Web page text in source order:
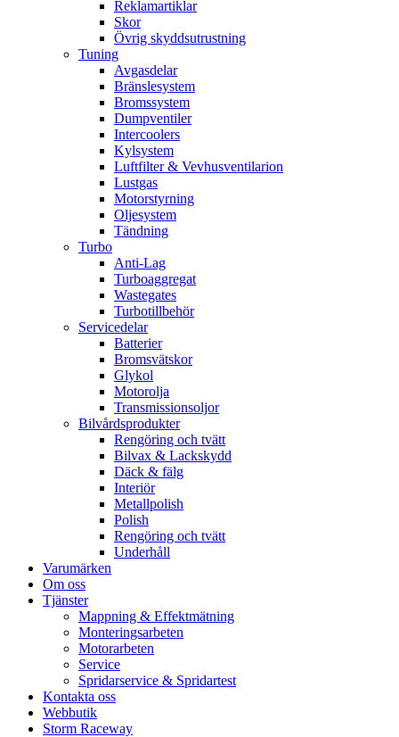
Reklamartiklar
Skor
Övrig skyddsutrustning
Tuning
Avgasdelar
Bränslesystem
Bromssystem
Dumpventiler
Intercoolers
Kylsystem
Luftfilter & Vevhusventilarion
Lustgas
Motorstyrning
Oljesystem
Tändning
Turbo
Anti-Lag
Turboaggregat
Wastegates
Turbotillbehör
Servicedelar
Batterier
Bromsvätskor
Glykol
Motorolja
Transmissionsoljor
Bilvårdsprodukter
Rengöring och tvätt
Bilvax & Lackskydd
Däck & fälg
Interiör
Metallpolish
Polish
Rengöring och tvätt
Underhåll
Varumärken
Om oss
Tjänster
Mappning & Effektmätning
Monteringsarbeten
Motorarbeten
Service
Spridarservice & Spridartest
Kontakta oss
Webbutik
Storm Raceway